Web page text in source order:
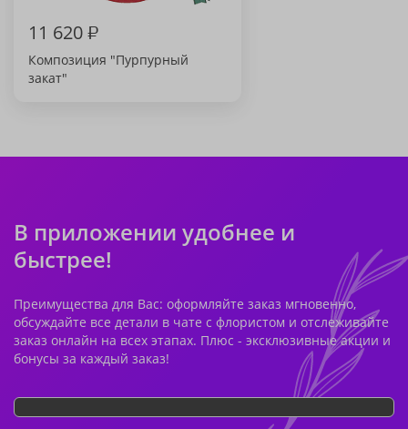
11 620₽
Композиция "Пурпурный
закат"
В приложении удобнее и
быстрее!
Преимущества для Вас: оформляйте заказ мгновенно,
обсуждайте все детали в чате с флористом и отслеживайте
заказ онлайн на всех этапах. Плюс - эксклюзивные акции и
бонусы за каждый заказ!